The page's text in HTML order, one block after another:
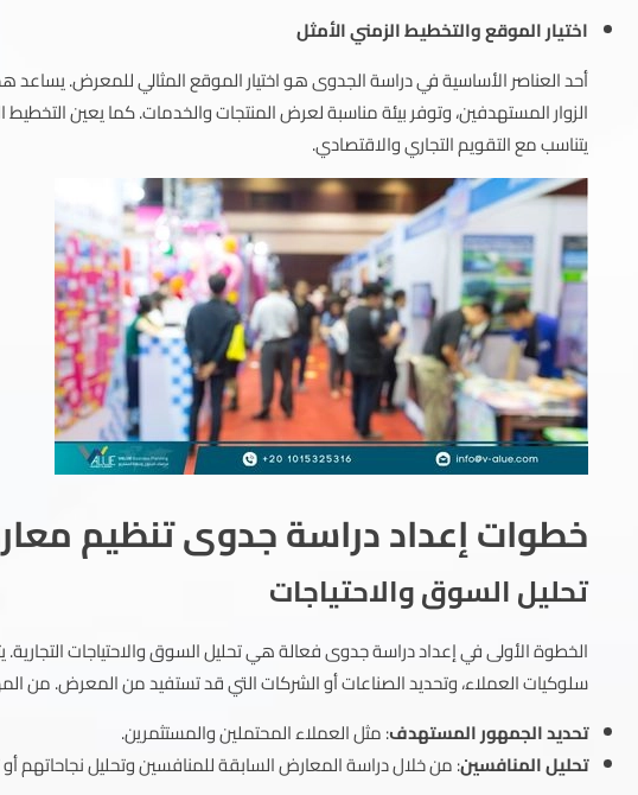
اختيار الموقع والتخطيط الزمني الأمثل
أحد العناصر الأساسية في دراسة الجدوى هو اختيار الموقع المثالي للمعرض.
الزوار المستهدفين، وتوفر بيئة مناسبة لعرض المنتجات والخدمات. كما يعين
يتناسب مع التقويم التجاري والاقتصادي.
خطوات إعداد دراسة جدوى تنظيم
تحليل السوق والاحتياجات
الخطوة الأولى في إعداد دراسة جدوى فعالة هي تحليل السوق والاحتياجات
سلوكيات العملاء، وتحديد الصناعات أو الشركات التي قد تستفيد من المعرض. من
تحديد الجمهور المستهدف: مثل العملاء المحتملين والمستثمرين.
تحليل المنافسين: من خلال دراسة المعارض السابقة للمنافسين وتحليل نجاحاتهم أو